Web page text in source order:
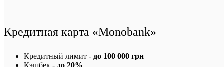
Кредитная карта «Monobank»
Кредитный лимит - до 100 000 грн
Кэшбек - до 20%